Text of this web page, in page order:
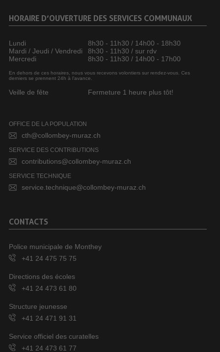
HORAIRE D’OUVERTURE DES SERVICES COMMUNAUX
Lundi
8h30 - 11h30 / 14h00 - 18h30
Mardi / Jeudi / Vendredi
8h30 - 11h30 / sur rdv
Mercredi
8h30 - 11h30 / 14h00 - 17h00
En dehors de ces horaires, nous vous recevons volontiers sur rendez-vous. Ces
derniers se prennent 24h à l’avance.
Veille de fête Fermeture 1 heure plus tôt!
OFFICE DE LA POPULATION
cth@collombey-muraz.ch
SERVICE DES CONTRIBUTIONS
contributions@collombey-muraz.ch
SERVICE TECHNIQUE
service.technique@collombey-muraz.ch
CONTACTS
Police municipale de Monthey
+41 24 475 75 75
Directions des écoles
+41 24 473 61 80
Structure jeunesse
+41 24 471 91 31
Service officiel des curatelles
+41 24 473 61 77